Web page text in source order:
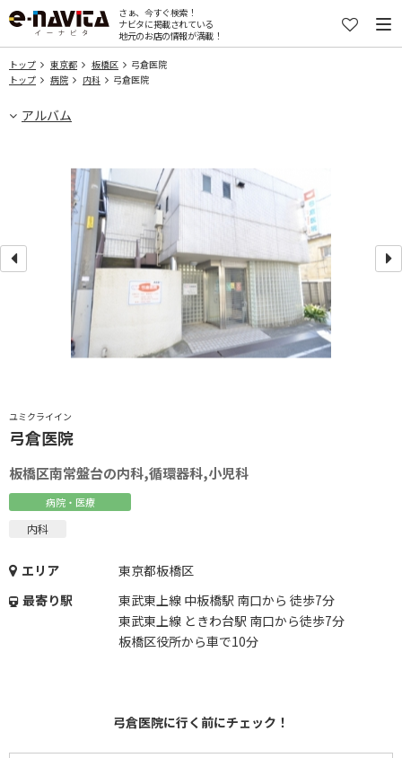
さぁ、今すぐ検索！
ナビタに掲載されている
地元のお店の情報が満載！
トップ 東京都 板橋区
弓倉医院
トップ
病院 内科 弓倉医院
アルバム
ユミクライイン
弓倉医院
板橋区南常盤台の内科,循環器科,小児科
病院・医療
内科
エリア
東京都板橋区
最寄り駅
東武東上線 中板橋駅 南口から 徒歩7分
東武東上線 ときわ台駅 南口から徒歩7分
板橋区役所から車で10分
弓倉医院に行く前にチェック！